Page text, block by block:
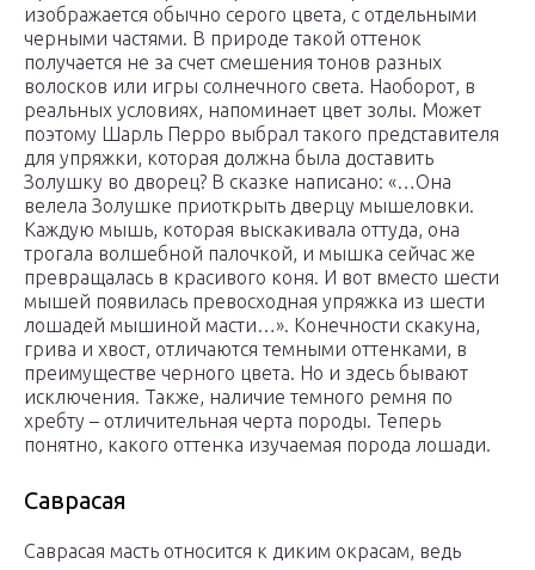
изображается обычно серого цвета, с отдельными
черными частями. В природе такой оттенок
получается не за счет смешения тонов разных
волосков или игры солнечного света. Наоборот, в
реальных условиях, напоминает цвет золы. Может
поэтому Шарль Перро выбрал такого представителя
для упряжки, которая должна была доставить
Золушку во дворец? В сказке написано: «…Она
велела Золушке приоткрыть дверцу мышеловки.
Каждую мышь, которая выскакивала оттуда, она
трогала волшебной палочкой, и мышка сейчас же
превращалась в красивого коня. И вот вместо шести
мышей появилась превосходная упряжка из шести
лошадей мышиной масти…». Конечности скакуна,
грива и хвост, отличаются темными оттенками, в
преимуществе черного цвета. Но и здесь бывают
исключения. Также, наличие темного ремня по
хребту – отличительная черта породы. Теперь
понятно, какого оттенка изучаемая порода лошади.
Саврасая
Саврасая масть относится к диким окрасам, ведь